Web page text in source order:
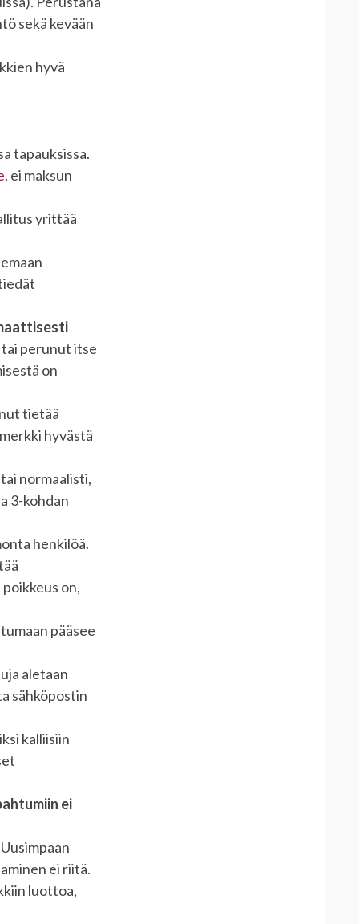
sekä kevään
hyvä
tapauksissa.
, ei maksun
yrittää
perunut itse
on
tietää
hyvästä
normaalisti,
3-kohdan
henkilöä.
on,
pääsee
aletaan
sähköpostin
kalliisiin
ei
ei riitä.
luottoa,